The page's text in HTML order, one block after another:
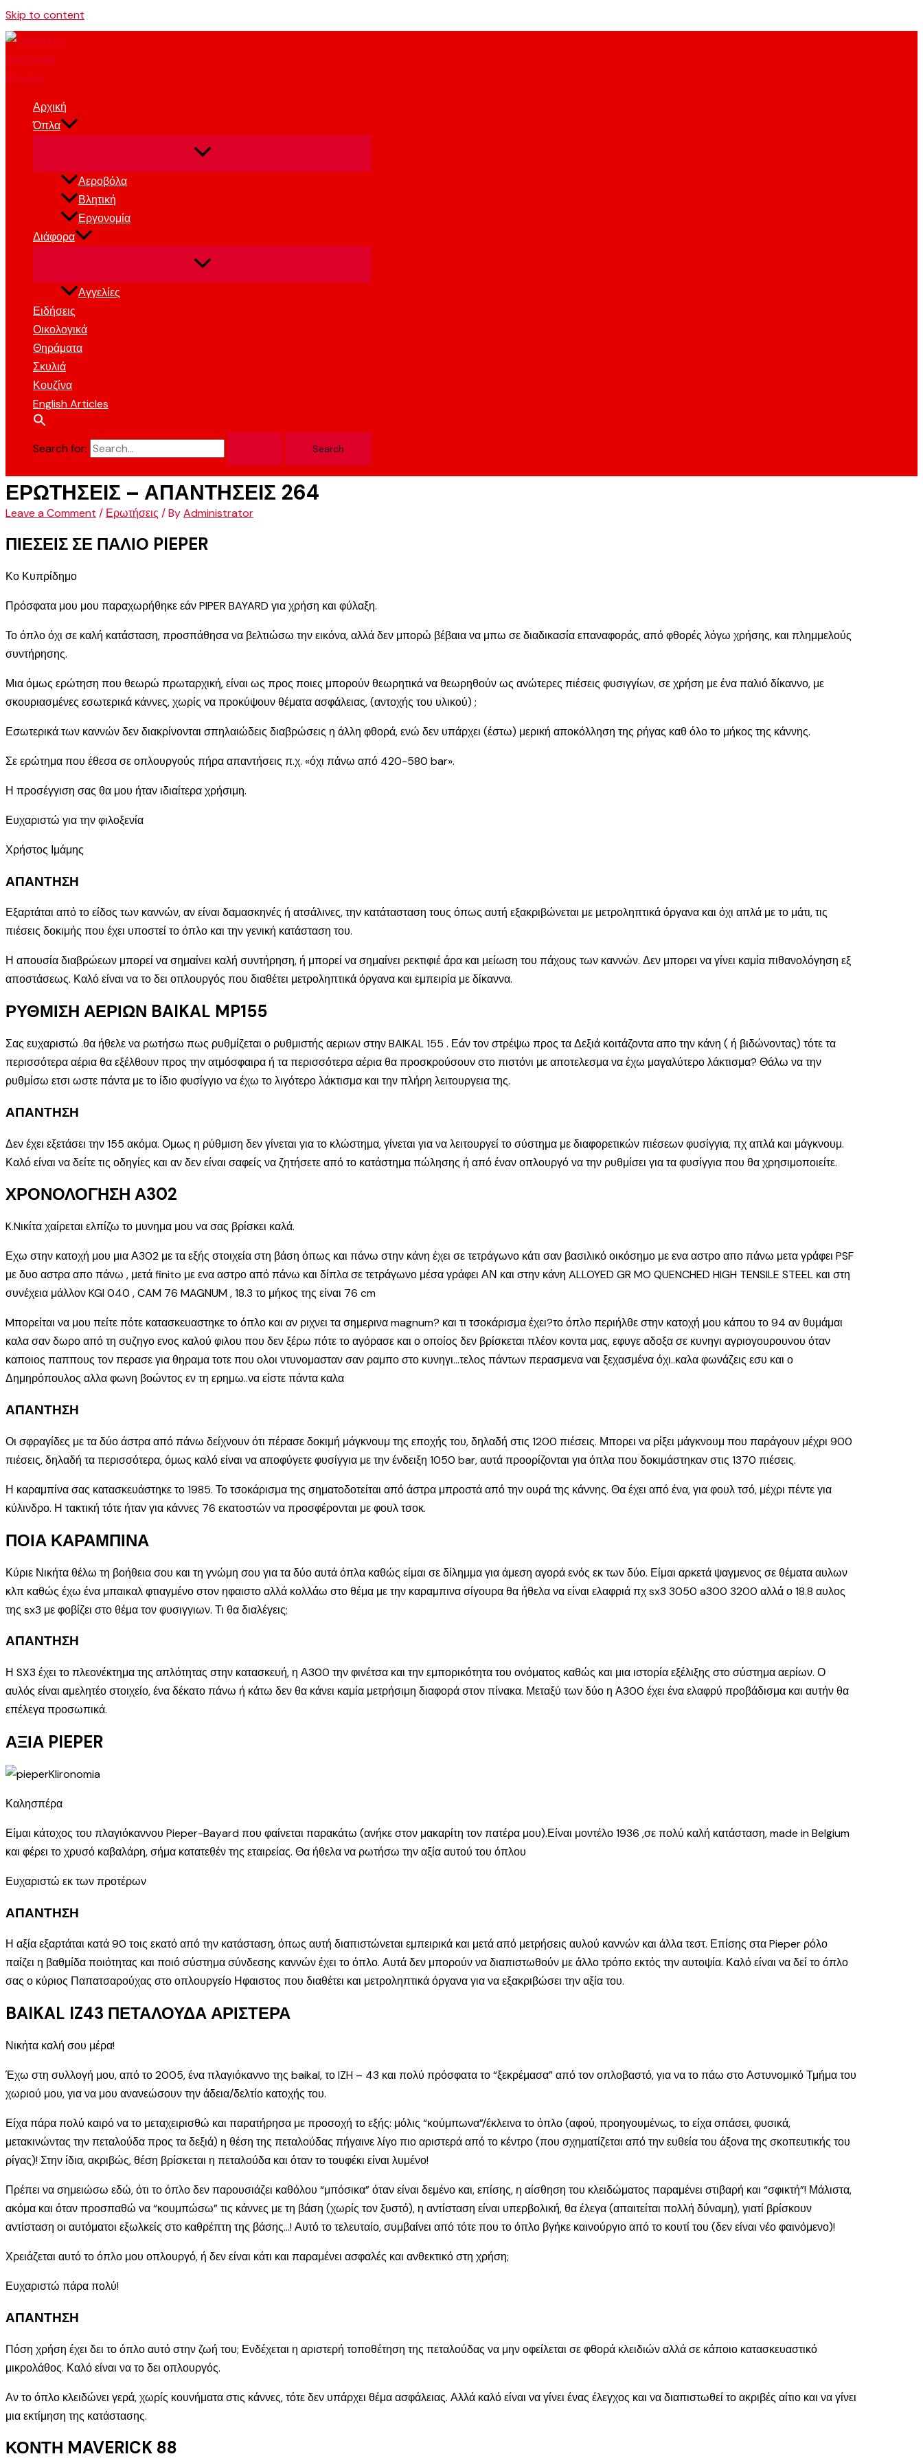
Skip to content
Αρχική
Όπλα
Αεροβόλα
Βλητική
Εργονομία
Διάφορα
Αγγελίες
Ειδήσεις
Οικολογικά
Θηράματα
Σκυλιά
Κουζίνα
English Articles
Search for:
ΕΡΩΤΗΣΕΙΣ – ΑΠΑΝΤΗΣΕΙΣ 264
Leave a Comment / Ερωτήσεις / ByAdministrator
ΠΙΕΣΕΙΣ ΣΕ ΠΑΛΙΟ PIEPER
Κο Κυπρίδημο
Πρόσφατα μου μου παραχωρήθηκε εάν PIPER BAYARD για χρήση και φύλαξη.
Το όπλο όχι σε καλή κατάσταση, προσπάθησα να βελτιώσω την εικόνα, αλλά δεν μπορώ βέβαια να μπω σε διαδικασία επαναφοράς, από φθορές λόγω χρήσης, και πλημμελούς
συντήρησης.
Μια όμως ερώτηση που θεωρώ πρωταρχική, είναι ως προς ποιες μπορούν θεωρητικά να θεωρηθούν ως ανώτερες πιέσεις φυσιγγίων, σε χρήση με ένα παλιό δίκαννο, με
σκουριασμένες εσωτερικά κάννες, χωρίς να προκύψουν θέματα ασφάλειας, (αντοχής του υλικού) ;
Εσωτερικά των καννών δεν διακρίνονται σπηλαιώδεις διαβρώσεις η άλλη φθορά, ενώ δεν υπάρχει (έστω) μερική αποκόλληση της ρήγας καθ όλο το μήκος της κάννης.
Σε ερώτημα που έθεσα σε οπλουργούς πήρα απαντήσεις π.χ. «όχι πάνω από 420-580 bar».
Η προσέγγιση σας θα μου ήταν ιδιαίτερα χρήσιμη.
Ευχαριστώ για την φιλοξενία
Χρήστος Ιμάμης
ΑΠΑΝΤΗΣΗ
Εξαρτάται από το είδος των καννών, αν είναι δαμασκηνές ή ατσάλινες, την κατάτασταση τους όπως αυτή εξακριβώνεται με μετροληπτικά όργανα και όχι απλά με το μάτι, τις
πιέσεις δοκιμής που έχει υποστεί το όπλο και την γενική κατάσταση του.
Η απουσία διαβρώεων μπορεί να σημαίνει καλή συντήρηση, ή μπορεί να σημαίνει ρεκτιφιέ άρα και μείωση του πάχους των καννών. Δεν μπορει να γίνει καμία πιθανολόγηση εξ
αποστάσεως. Καλό είναι να το δει οπλουργός που διαθέτει μετροληπτικά όργανα και εμπειρία με δίκαννα.
ΡΥΘΜΙΣΗ ΑΕΡΙΩΝ BAIKAL MP155
Σας ευχαριστώ .θα ήθελε να ρωτήσω πως ρυθμίζεται ο ρυθμιστής αεριων στην BAIKAL 155 . Εάν τον στρέψω προς τα Δεξιά κοιτάζοντα απο την κάνη ( ή βιδώνοντας) τότε τα
περισσότερα αέρια θα εξέλθουν προς την ατμόσφαιρα ή τα περισσότερα αέρια θα προσκρούσουν στο πιστόνι με αποτελεσμα να έχω μαγαλύτερο λάκτισμα? Θάλω να την
ρυθμίσω ετσι ωστε πάντα με το ίδιο φυσίγγιο να έχω το λιγότερο λάκτισμα και την πλήρη λειτουργεια της.
ΑΠΑΝΤΗΣΗ
Δεν έχει εξετάσει την 155 ακόμα. Ομως η ρύθμιση δεν γίνεται για το κλώστημα, γίνεται για να λειτουργεί το σύστημα με διαφορετικών πιέσεων φυσίγγια, πχ απλά και μάγκνουμ.
Καλό είναι να δείτε τις οδηγίες και αν δεν είναι σαφείς να ζητήσετε από το κατάστημα πώλησης ή από έναν οπλουργό να την ρυθμίσει για τα φυσίγγια που θα χρησιμοποιείτε.
ΧΡΟΝΟΛΟΓΗΣΗ Α302
K.Nικίτα χαίρεται ελπίζω το μυνημα μου να σας βρίσκει καλά.
Εχω στην κατοχή μου μια Α302 με τα εξής στοιχεία στη βάση όπως και πάνω στην κάνη έχει σε τετράγωνο κάτι σαν βασιλικό οικόσημο με ενα αστρο απο πάνω μετα γράφει PSF
με δυο αστρα απο πάνω , μετά finito με ενα αστρο από πάνω και δίπλα σε τετράγωνο μέσα γράφει ΑΝ και στην κάνη ALLOYED GR MO QUENCHED HIGH TENSILE STEEL και στη
συνέχεια μάλλον KGI 040 , CAM 76 MAGNUM , 18.3 το μήκος της είναι 76 cm
Mπορείται να μου πείτε πότε κατασκευαστηκε το όπλο και αν ριχνει τα σημερινα magnum? και τι τσοκάρισμα έχει?το όπλο περιήλθε στην κατοχή μου κάπου το 94 αν θυμάμαι
καλα σαν δωρο από τη συζηγο ενος καλού φιλου που δεν ξέρω πότε το αγόρασε και ο οποίος δεν βρίσκεται πλέον κοντα μας, εφυγε αδοξα σε κυνηγι αγριογουρουνου όταν
καποιος παππους τον περασε για θηραμα τοτε που ολοι ντυνομασταν σαν ραμπο στο κυνηγι…τελος πάντων περασμενα ναι ξεχασμένα όχι..καλα φωνάζεις εσυ και ο
Δημηρόπουλος αλλα φωνη βοώντος εν τη ερημω..να είστε πάντα καλα
ΑΠΑΝΤΗΣΗ
Οι σφραγίδες με τα δύο άστρα από πάνω δείχνουν ότι πέρασε δοκιμή μάγκνουμ της εποχής του, δηλαδή στις 1200 πιέσεις. Μπορει να ρίξει μάγκνουμ που παράγουν μέχρι 900
πιέσεις, δηλαδή τα περισσότερα, όμως καλό είναι να αποφύγετε φυσίγγια με την ένδειξη 1050 bar, αυτά προορίζονται για όπλα που δοκιμάστηκαν στις 1370 πιέσεις.
Η καραμπίνα σας κατασκευάστηκε το 1985. Το τσοκάρισμα της σηματοδοτείται από άστρα μπροστά από την ουρά της κάννης. Θα έχει από ένα, για φουλ τσό, μέχρι πέντε για
κύλινδρο. Η τακτική τότε ήταν για κάννες 76 εκατοστών να προσφέρονται με φουλ τσοκ.
ΠΟΙΑ ΚΑΡΑΜΠΙΝΑ
Κύριε Νικήτα θέλω τη βοήθεια σου και τη γνώμη σου για τα δύο αυτά όπλα καθώς είμαι σε δίλημμα για άμεση αγορά ενός εκ των δύο. Είμαι αρκετά ψαγμενος σε θέματα αυλων
κλπ καθώς έχω ένα μπαικαλ φτιαγμένο στον ηφαιστο αλλά κολλάω στο θέμα με την καραμπινα σίγουρα θα ήθελα να είναι ελαφριά πχ sx3 3050 a300 3200 αλλά ο 18.8 αυλος
της sx3 με φοβίζει στο θέμα τον φυσιγγιων. Τι θα διαλέγεις;
ΑΠΑΝΤΗΣΗ
Η SX3 έχει το πλεονέκτημα της απλότητας στην κατασκευή, η Α300 την φινέτσα και την εμπορικότητα του ονόματος καθώς και μια ιστορία εξέλιξης στο σύστημα αερίων. Ο
αυλός είναι αμελητέο στοιχείο, ένα δέκατο πάνω ή κάτω δεν θα κάνει καμία μετρήσιμη διαφορά στον πίνακα. Μεταξύ των δύο η Α300 έχει ένα ελαφρύ προβάδισμα και αυτήν θα
επέλεγα προσωπικά.
ΑΞΙΑ PIEPER
Καλησπέρα
Είμαι κάτοχος του πλαγιόκαννου Pieper-Bayard που φαίνεται παρακάτω (ανήκε στον μακαρίτη τον πατέρα μου).Είναι μοντέλο 1936 ,σε πολύ καλή κατάσταση, made in Belgium
και φέρει το χρυσό καβαλάρη, σήμα κατατεθέν της εταιρείας. Θα ήθελα να ρωτήσω την αξία αυτού του όπλου
Ευχαριστώ εκ των προτέρων
ΑΠΑΝΤΗΣΗ
Η αξία εξαρτάται κατά 90 τοις εκατό από την κατάσταση, όπως αυτή διαπιστώνεται εμπειρικά και μετά από μετρήσεις αυλού καννών και άλλα τεστ. Επίσης στα Pieper ρόλο
παίζει η βαθμίδα ποιότητας και ποιό σύστημα σύνδεσης καννών έχει το όπλο. Αυτά δεν μπορούν να διαπιστωθούν με άλλο τρόπο εκτός την αυτοψία. Καλό είναι να δεί το όπλο
σας ο κύριος Παπατσαρούχας στο οπλουργείο Ηφαιστος που διαθέτει και μετροληπτικά όργανα για να εξακριβώσει την αξία του.
BAIKAL IZ43 ΠΕΤΑΛΟΥΔΑ ΑΡΙΣΤΕΡΑ
Νικήτα καλή σου μέρα!
Έχω στη συλλογή μου, από το 2005, ένα πλαγιόκαννο της baikal, το IZH – 43 και πολύ πρόσφατα το “ξεκρέμασα” από τον οπλοβαστό, για να το πάω στο Αστυνομικό Τμήμα του
χωριού μου, για να μου ανανεώσουν την άδεια/δελτίο κατοχής του.
Είχα πάρα πολύ καιρό να το μεταχειρισθώ και παρατήρησα με προσοχή το εξής: μόλις “κούμπωνα”/έκλεινα το όπλο (αφού, προηγουμένως, το είχα σπάσει, φυσικά,
μετακινώντας την πεταλούδα προς τα δεξιά) η θέση της πεταλούδας πήγαινε λίγο πιο αριστερά από το κέντρο (που σχηματίζεται από την ευθεία του άξονα της σκοπευτικής του
ρίγας)! Στην ίδια, ακριβώς, θέση βρίσκεται η πεταλούδα και όταν το τουφέκι είναι λυμένο!
Πρέπει να σημειώσω εδώ, ότι το όπλο δεν παρουσιάζει καθόλου “μπόσικα” όταν είναι δεμένο και, επίσης, η αίσθηση του κλειδώματος παραμένει στιβαρή και “σφικτή”! Μάλιστα,
ακόμα και όταν προσπαθώ να “κουμπώσω” τις κάννες με τη βάση (χωρίς τον ξυστό), η αντίσταση είναι υπερβολική, θα έλεγα (απαιτείται πολλή δύναμη), γιατί βρίσκουν
αντίσταση οι αυτόματοι εξωλκείς στο καθρέπτη της βάσης…! Αυτό το τελευταίο, συμβαίνει από τότε που το όπλο βγήκε καινούργιο από το κουτί του (δεν είναι νέο φαινόμενο)!
Χρειάζεται αυτό το όπλο μου οπλουργό, ή δεν είναι κάτι και παραμένει ασφαλές και ανθεκτικό στη χρήση;
Ευχαριστώ πάρα πολύ!
ΑΠΑΝΤΗΣΗ
Πόση χρήση έχει δει το όπλο αυτό στην ζωή του; Ενδέχεται η αριστερή τοποθέτηση της πεταλούδας να μην οφείλεται σε φθορά κλειδιών αλλά σε κάποιο κατασκευαστικό
μικρολάθος. Καλό είναι να το δει οπλουργός.
Αν το όπλο κλειδώνει γερά, χωρίς κουνήματα στις κάννες, τότε δεν υπάρχει θέμα ασφάλειας. Αλλά καλό είναι να γίνει ένας έλεγχος και να διαπιστωθεί το ακριβές αίτιο και να γίνει
μια εκτίμηση της κατάστασης.
ΚΟΝΤΗ MAVERICK 88